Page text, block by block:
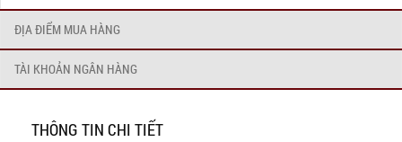
ĐỊA ĐIỂM MUA HÀNG
TÀI KHOẢN NGÂN HÀNG
THÔNG TIN CHI TIẾT